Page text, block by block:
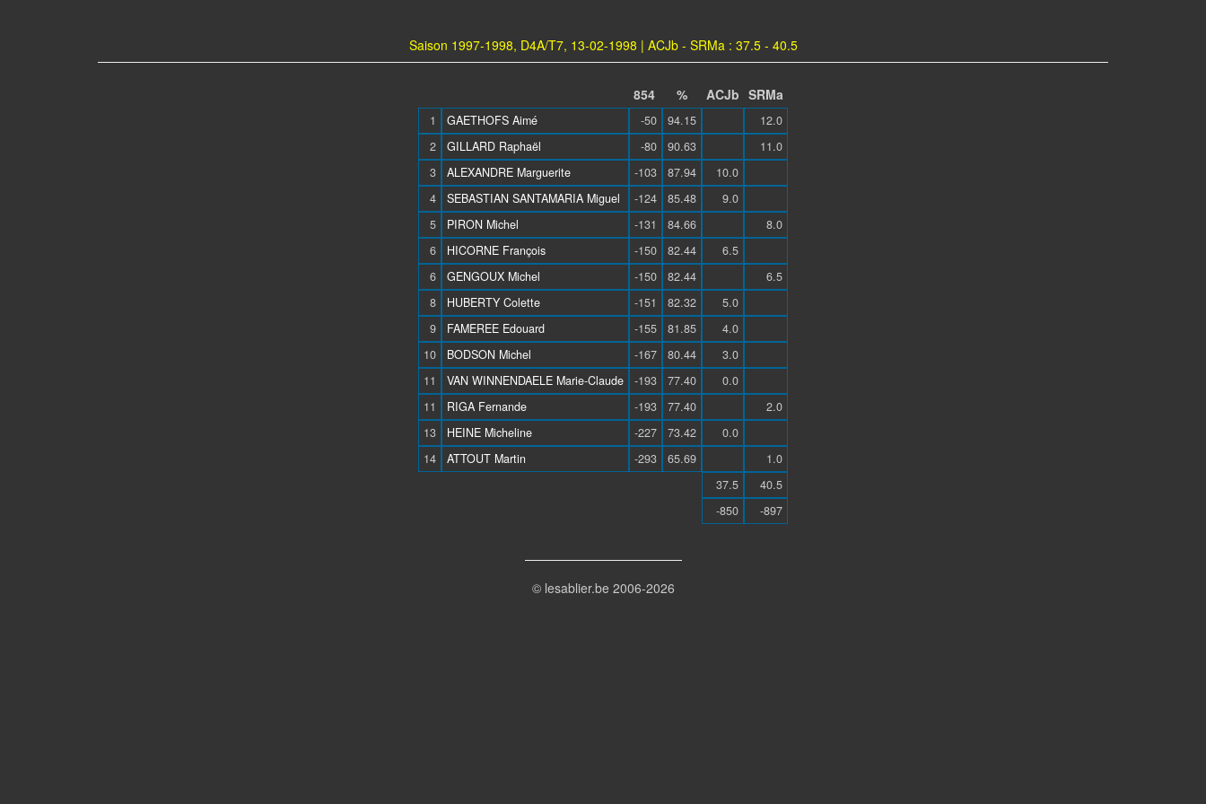
Saison 1997-1998, D4A/T7, 13-02-1998 | ACJb - SRMa : 37.5 - 40.5
854 % ACJb SRMa
1 GAETHOFS Aimé -50 94.15
12.0
2
GILLARD Raphaël -80 90.63
11.0
3
ALEXANDRE Marguerite -103 87.94
10.0
4
SEBASTIAN SANTAMARIA Miguel -124 85.48
9.0
5
PIRON Michel -131 84.66
8.0
6
HICORNE François -150 82.44
6.5
6
GENGOUX Michel -150 82.44
6.5
8
HUBERTY Colette -151 82.32
5.0
9
FAMEREE Edouard -155 81.85
4.0
10
BODSON Michel -167 80.44
3.0
11
VAN WINNENDAELE Marie-Claude -193 77.40
0.0
11
RIGA Fernande -193 77.40
2.0
13
HEINE Micheline -227 73.42
0.0
14
ATTOUT Martin -293 65.69
1.0
37.5
40.5
-850
-897
© lesablier.be 2006-2026